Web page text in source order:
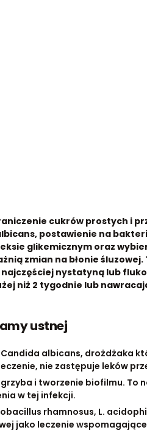
cukrów prostych i
postawienie na
glikemicznym oraz
zmian na błonie śluzowej.
nystatyną lub
niż 2 tygodnie lub
ustnej
albicans, drożdżaka
nie zastępuje leków
i tworzenie biofilmu. To
w tej infekcji.
rhamnosus, L.
jako leczenie